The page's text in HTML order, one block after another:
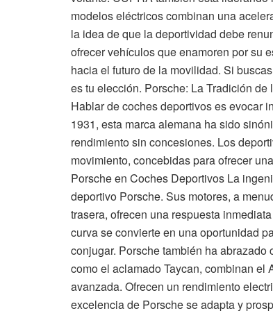
modelos eléctricos combinan una
la idea de que la deportividad debe
ofrecer vehículos que enamoren por su
hacia el futuro de la movilidad. Si
es tu elección. Porsche: La Tradición
Hablar de coches deportivos es evocar
1931, esta marca alemana ha sido
rendimiento sin concesiones. Los
movimiento, concebidas para ofrecer
Porsche en Coches Deportivos La
deportivo Porsche. Sus motores, a
trasera, ofrecen una respuesta
curva se convierte en una oportunidad
conjugar. Porsche también ha
como el aclamado Taycan, combinan
avanzada. Ofrecen un rendimiento
excelencia de Porsche se adapta y